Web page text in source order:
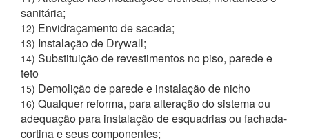
sanitária;
12) Envidraçamento de sacada;
13) Instalação de Drywall;
14) Substituição de revestimentos no piso, parede e
teto
15) Demolição de parede e instalação de nicho
16) Qualquer reforma, para alteração do sistema ou
adequação para instalação de esquadrias ou fachada-
cortina e seus componentes;